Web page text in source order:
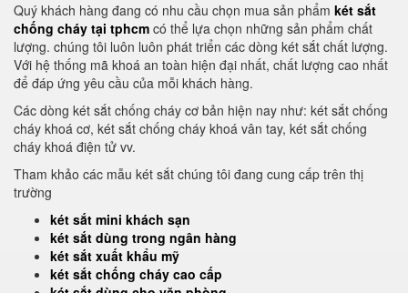
Quý khách hàng đang có nhu cầu chọn mua sản phẩm két sắt
chống cháy tại tphcm có thể lựa chọn những sản phẩm chất
lượng. chúng tôi luôn luôn phát triển các dòng két sắt chất lượng.
Với hệ thống mã khoá an toàn hiện đại nhất, chất lượng cao nhất
để đáp ứng yêu cầu của mỗi khách hàng.
Các dòng két sắt chống cháy cơ bản hiện nay như: két sắt chống
cháy khoá cơ, két sắt chống cháy khoá vân tay, két sắt chống
cháy khoá điện tử vv.
Tham khảo các mẫu két sắt chúng tôi đang cung cấp trên thị
trường
két sắt mini khách sạn
két sắt dùng trong ngân hàng
két sắt xuất khẩu mỹ
két sắt chống cháy cao cấp